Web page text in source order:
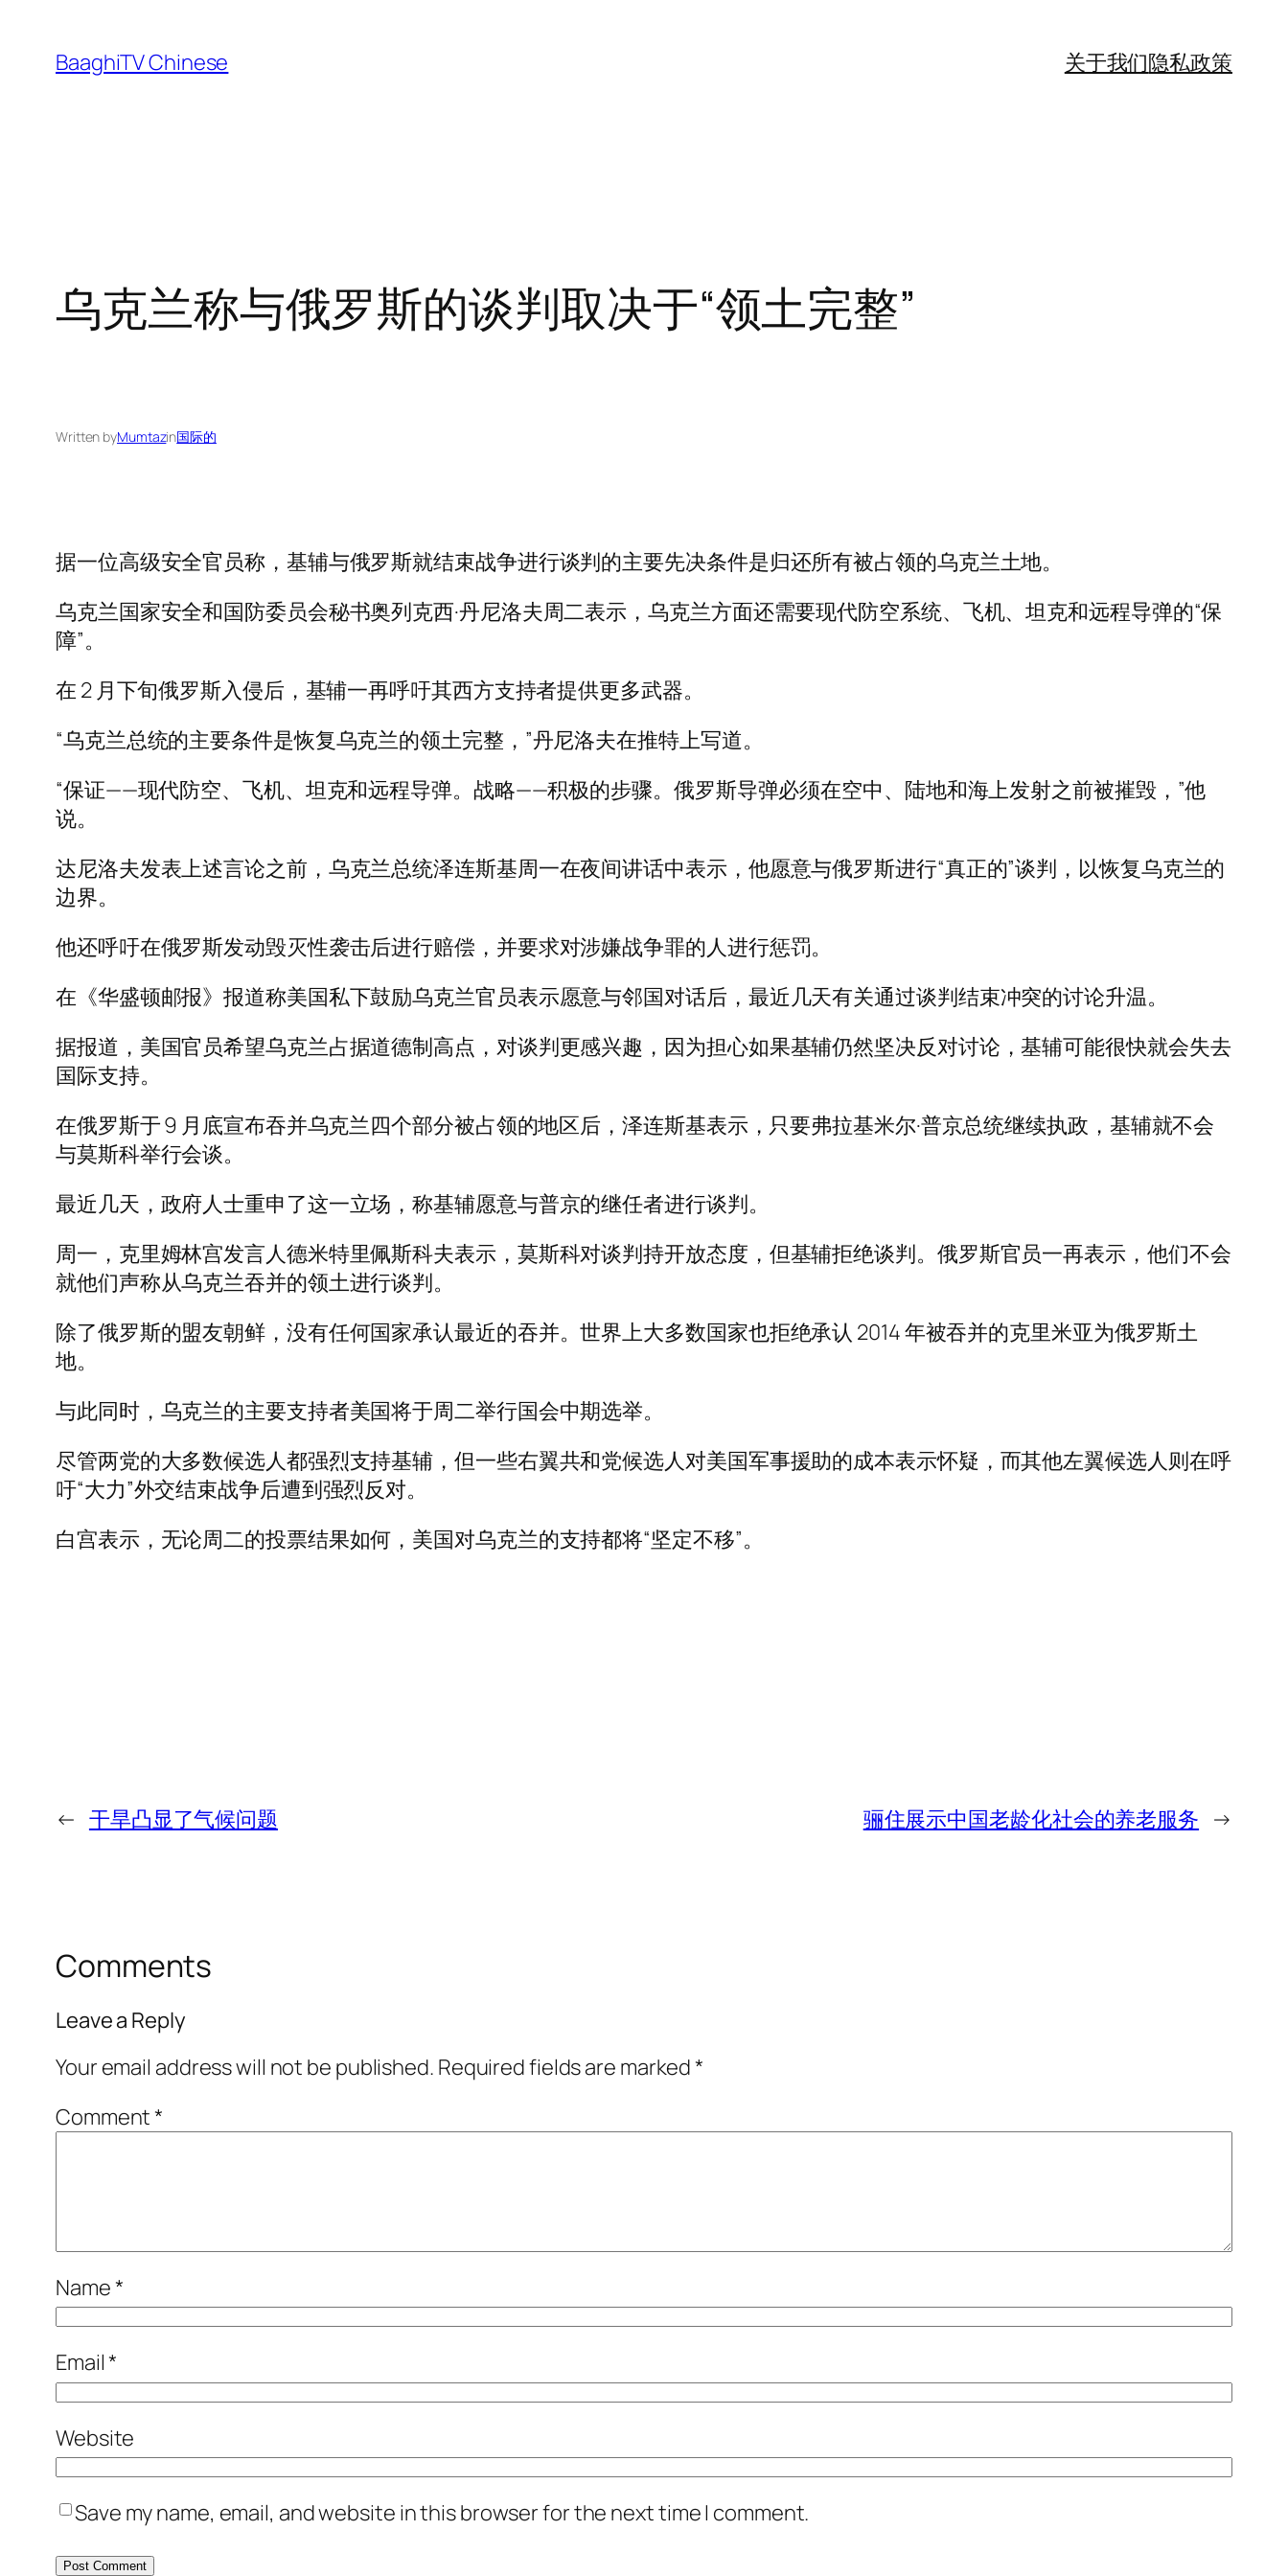
content
BaaghiTV Chinese 关于我们隐私政策
乌克兰称与俄罗斯的谈判取决于“领土完整”
Written byMumtazin国际的
据一位高级安全官员称，基辅与俄罗斯就结束战争进行谈判的主要先决条件是归还所有被占领的乌克兰土地。
乌克兰国家安全和国防委员会秘书奥列克西·丹尼洛夫周二表示，乌克兰方面还需要现代防空系统、飞机、坦克和远程导弹的“保
障”。
在 2 月下旬俄罗斯入侵后，基辅一再呼吁其西方支持者提供更多武器。
“乌克兰总统的主要条件是恢复乌克兰的领土完整，”丹尼洛夫在推特上写道。
“保证——现代防空、飞机、坦克和远程导弹。战略——积极的步骤。俄罗斯导弹必须在空中、陆地和海上发射之前被摧毁，”他
说。
达尼洛夫发表上述言论之前，乌克兰总统泽连斯基周一在夜间讲话中表示，他愿意与俄罗斯进行“真正的”谈判，以恢复乌克兰的
边界。
他还呼吁在俄罗斯发动毁灭性袭击后进行赔偿，并要求对涉嫌战争罪的人进行惩罚。
在《华盛顿邮报》报道称美国私下鼓励乌克兰官员表示愿意与邻国对话后，最近几天有关通过谈判结束冲突的讨论升温。
据报道，美国官员希望乌克兰占据道德制高点，对谈判更感兴趣，因为担心如果基辅仍然坚决反对讨论，基辅可能很快就会失去
国际支持。
在俄罗斯于 9 月底宣布吞并乌克兰四个部分被占领的地区后，泽连斯基表示，只要弗拉基米尔·普京总统继续执政，基辅就不会
与莫斯科举行会谈。
最近几天，政府人士重申了这一立场，称基辅愿意与普京的继任者进行谈判。
周一，克里姆林宫发言人德米特里佩斯科夫表示，莫斯科对谈判持开放态度，但基辅拒绝谈判。俄罗斯官员一再表示，他们不会
就他们声称从乌克兰吞并的领土进行谈判。
除了俄罗斯的盟友朝鲜，没有任何国家承认最近的吞并。世界上大多数国家也拒绝承认 2014 年被吞并的克里米亚为俄罗斯土
地。
与此同时，乌克兰的主要支持者美国将于周二举行国会中期选举。
尽管两党的大多数候选人都强烈支持基辅，但一些右翼共和党候选人对美国军事援助的成本表示怀疑，而其他左翼候选人则在呼
吁“大力”外交结束战争后遭到强烈反对。
白宫表示，无论周二的投票结果如何，美国对乌克兰的支持都将“坚定不移”。
← 干旱凸显了气候问题 骊住展示中国老龄化社会的养老服务 →
Comments
Leave a Reply
Your email address will not be published. Required fields are marked*
Comment*
Name*
Email*
Website
Save my name, email, and website in this browser for the next time I comment.